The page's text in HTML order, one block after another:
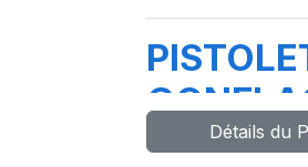
DIGITAL
Détails du